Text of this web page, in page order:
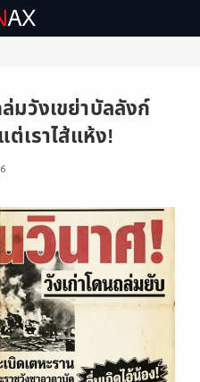
ล่มวังเขย่าบัลลังก์
เราไส้แห้ง!